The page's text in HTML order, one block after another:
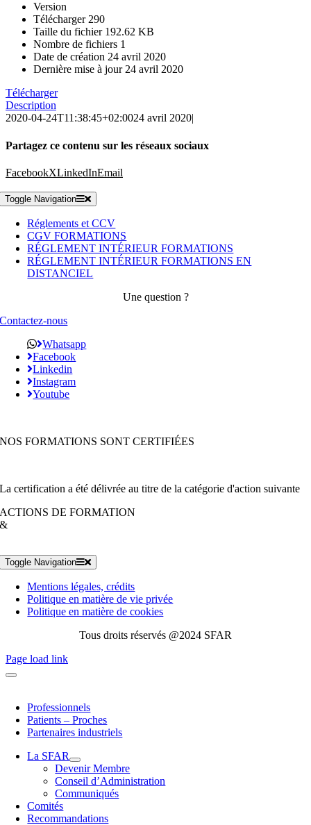
Version
Télécharger290
Taille du fichier 192.62 KB
Nombre de fichiers 1
Date de création 24 avril 2020
Dernière mise à jour24 avril 2020
Télécharger
Description
2020-04-24T11:38:45+02:0024 avril 2020|
Partagez ce contenu sur les réseaux sociaux
FacebookXLinkedInEmail
Toggle Navigation
Réglements et CCV
CGV FORMATIONS
RÉGLEMENT INTÉRIEUR FORMATIONS
RÉGLEMENT INTÉRIEUR FORMATIONS EN
DISTANCIEL
Une question ?
Contactez-nous
Whatsapp
Facebook
Linkedin
Instagram
Youtube
NOS FORMATIONS SONT CERTIFIÉES
La certification a été délivrée au titre de la catégorie d'action suivante
ACTIONS DE FORMATION
&
Toggle Navigation
Mentions légales, crédits
Politique en matière de vie privée
Politique en matière de cookies
Tous droits réservés @2024 SFAR
Page load link
Professionnels
Patients – Proches
Partenaires industriels
La SFAR
Devenir Membre
Conseil d’Administration
Communiqués
Comités
Recommandations